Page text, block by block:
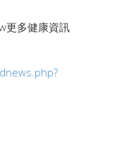
更多健康資訊